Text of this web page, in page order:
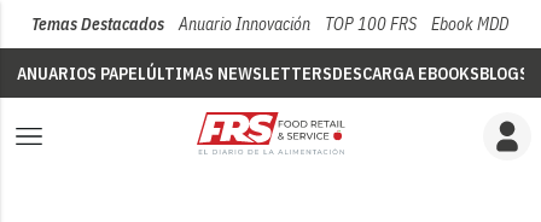
Temas Destacados Anuario Innovación TOP 100 FRS Ebook MDD
ANUARIOS PAPELÚLTIMAS NEWSLETTERSDESCARGA EBOOKSBLOGS